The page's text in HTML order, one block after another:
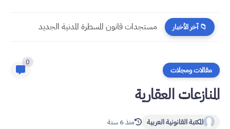
📁 آخر الأخبار
مقالات ومجلات
0
المنازعات العقارية
المكتبة القانونية العربية منذ 6 سنة